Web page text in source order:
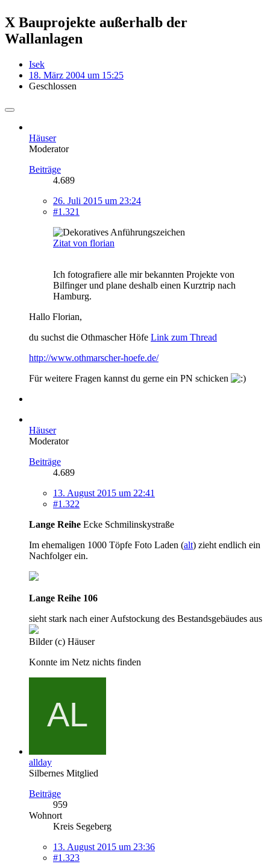
X Bauprojekte außerhalb der
Wallanlagen
Isek
18. März 2004 um 15:25
Geschlossen
Häuser
Moderator
Beiträge
4.689
26. Juli 2015 um 23:24
#1.321
Zitat von florian
Ich fotografiere alle mir bekannten Projekte von
Bilfinger und plane deshalb einen Kurztrip nach
Hamburg.
Hallo Florian,
du suchst die Othmascher Höfe Link zum Thread
http://www.othmarscher-hoefe.de/
Für weitere Fragen kannst du gerne ein PN schicken
Häuser
Moderator
Beiträge
4.689
13. August 2015 um 22:41
#1.322
Lange Reihe Ecke Schmilinskystraße
Im ehemaligen 1000 Töpfe Foto Laden (alt) zieht endlich ein
Nachfolger ein.
Lange Reihe 106
sieht stark nach einer Aufstockung des Bestandsgebäudes aus
Bilder (c) Häuser
Konnte im Netz nichts finden
allday
Silbernes Mitglied
Beiträge
959
Wohnort
Kreis Segeberg
13. August 2015 um 23:36
#1.323